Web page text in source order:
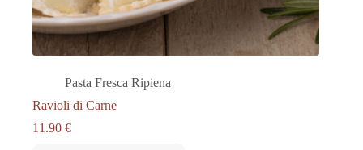
Pasta Fresca Ripiena
Ravioli di Carne
11.90 €